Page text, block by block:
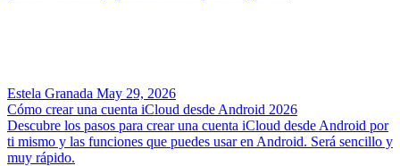
Estela Granada May 29, 2026
Cómo crear una cuenta iCloud desde Android 2026
Descubre los pasos para crear una cuenta iCloud desde Android por
ti mismo y las funciones que puedes usar en Android. Será sencillo y
muy rápido.